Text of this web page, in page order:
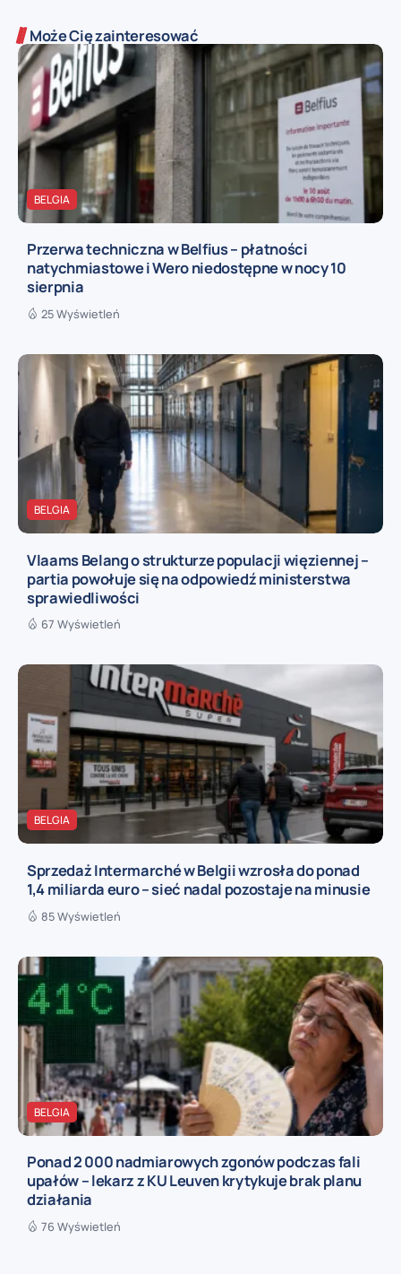
Może Cię zainteresować
BELGIA
Przerwa techniczna w Belfius – płatności
natychmiastowe i Wero niedostępne w nocy 10
sierpnia
25 Wyświetleń
BELGIA
Vlaams Belang o strukturze populacji więziennej –
partia powołuje się na odpowiedź ministerstwa
sprawiedliwości
67 Wyświetleń
BELGIA
Sprzedaż Intermarché w Belgii wzrosła do ponad
1,4 miliarda euro – sieć nadal pozostaje na minusie
85 Wyświetleń
BELGIA
Ponad 2 000 nadmiarowych zgonów podczas fali
upałów – lekarz z KU Leuven krytykuje brak planu
działania
76 Wyświetleń